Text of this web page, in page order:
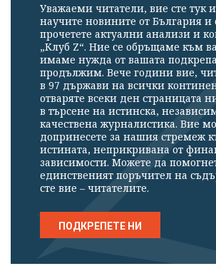
Уважаеми читатели, вие сте тук
научите новините от България и
прочетете актуални анализи и
„Клуб Z“. Ние се обръщаме към
имаме нужда от вашата
продължим. Вече години вие,
в 97 държави на всички
отваряте всеки ден страницата
в търсене на истинска,
качествена журналистика. Вие
допринесете за нашия стремеж
истината, неприкривана от
зависимости. Можете да
единственият поръчител на
сте вие – читателите.
ПОДКРЕПЕТЕ НИ